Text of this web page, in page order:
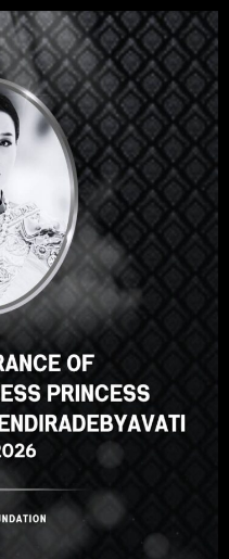
စနစ်ကို ဝင်ပါသည်။
ြီးစွာသော
? သင်ကဲ့သို့ဤ
မှတ်စဥ်?
ภาษาไทย
Japanese
Vietnamese